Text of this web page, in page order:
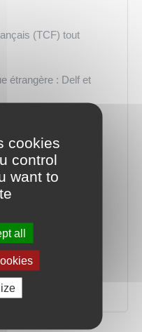
(TCF) tout
étrangère : Delf et
supérieur et de la
France
supérieur et de la
cookies
control
want to
all